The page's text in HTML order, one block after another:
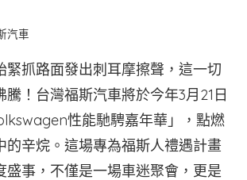
汽車
緊抓路面發出刺耳摩擦聲，這一切
騰！台灣福斯汽車將於今年3月21日
性能馳騁嘉年華」，點燃
的辛烷。這場專為福斯人禮遇計畫
盛事，不僅是一場車迷聚會，更是